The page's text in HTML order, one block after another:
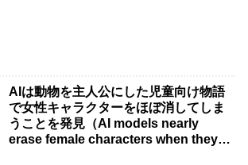
AIは動物を主人公にした児童向け物語
で女性キャラクターをほぼ消してしま
うことを発見（AI models nearly
erase female characters when they